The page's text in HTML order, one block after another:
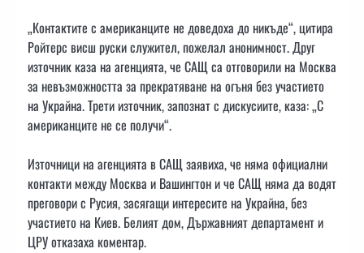
„Контактите с американците не доведоха до никъде“, цитира
Ройтерс висш руски служител, пожелал анонимност. Друг
източник каза на агенцията, че САЩ са отговорили на Москва
за невъзможността за прекратяване на огъня без участието
на Украйна. Трети източник, запознат с дискусиите, каза: „С
американците не се получи“.
Източници на агенцията в САЩ заявиха, че няма официални
контакти между Москва и Вашингтон и че САЩ няма да водят
преговори с Русия, засягащи интересите на Украйна, без
участието на Киев. Белият дом, Държавният департамент и
ЦРУ отказаха коментар.